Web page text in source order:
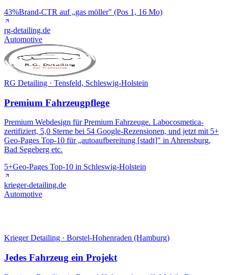
43%Brand-CTR auf „gas möller" (Pos 1, 16 Mo)
rg-detailing.de
Automotive
RG Detailing · Tensfeld, Schleswig-Holstein
Premium Fahrzeugpflege
Premium Webdesign für Premium Fahrzeuge. Labocosmetica-
zertifiziert, 5,0 Sterne bei 54 Google-Rezensionen, und jetzt mit 5+
Geo-Pages Top-10 für „autoaufbereitung [stadt]" in Ahrensburg,
Bad Segeberg etc.
5+Geo-Pages Top-10 in Schleswig-Holstein
krieger-detailing.de
Automotive
Krieger Detailing · Borstel-Hohenraden (Hamburg)
Jedes Fahrzeug ein Projekt